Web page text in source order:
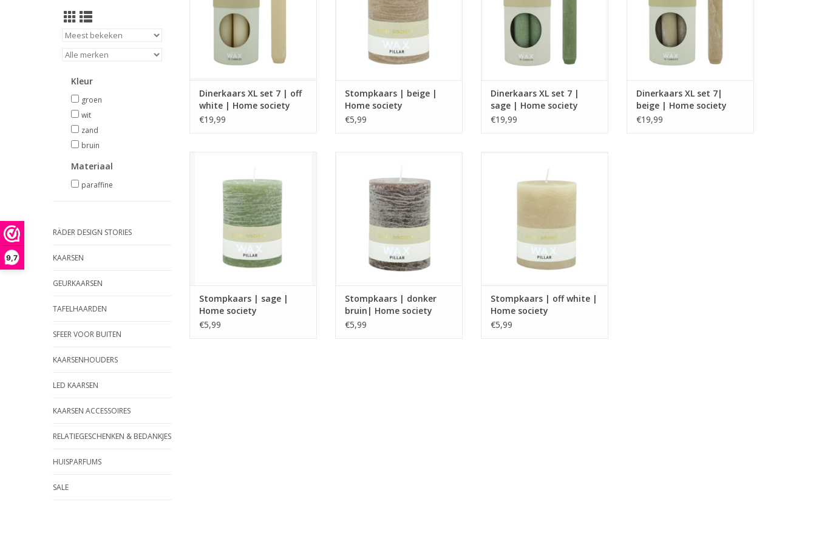
9,7
Kleur
groen
wit
zand
bruin
Materiaal
paraffine
RÄDER DESIGN STORIES
KAARSEN
GEURKAARSEN
TAFELHAARDEN
SFEER VOOR BUITEN
KAARSENHOUDERS
LED KAARSEN
KAARSEN ACCESSOIRES
RELATIEGESCHENKEN & BEDANKJES
HUISPARFUMS
SALE
Afmeting: 3,4 x 3,4 x 21
TOEVOEGEN AAN WINKELWAGEN
Dinerkaars XL set 7 | off
white | Home society
€19,99
TOEVOEGEN AAN WINKELWAGEN
Stompkaars | beige |
Home society
€5,99
Afmeting: 3,4 x 3,4 x 21
TOEVOEGEN AAN WINKELWAGEN
Dinerkaars XL set 7 |
sage | Home society
€19,99
Afmeting: 3,4 x 3,4 x 21
TOEVOEGEN AAN WINKELWAGEN
Dinerkaars XL set 7|
beige | Home society
€19,99
Verkrijgbaar in meerdere
kleuren.
Afmeting: 7,5 x 7,5 x 10
TOEVOEGEN AAN WINKELWAGEN
Stompkaars | sage |
Home society
€5,99
Verkrijgbaar in meerdere
kleuren.
Afmeting: 7,5 x 7,5 x 10
TOEVOEGEN AAN WINKELWAGEN
Stompkaars | donker
bruin| Home society
€5,99
candle Core collection van Home
society.
Verkrijgbaar in meerdere
TOEVOEGEN AAN WINKELWAGEN
Stompkaars | off white |
Home society
€5,99